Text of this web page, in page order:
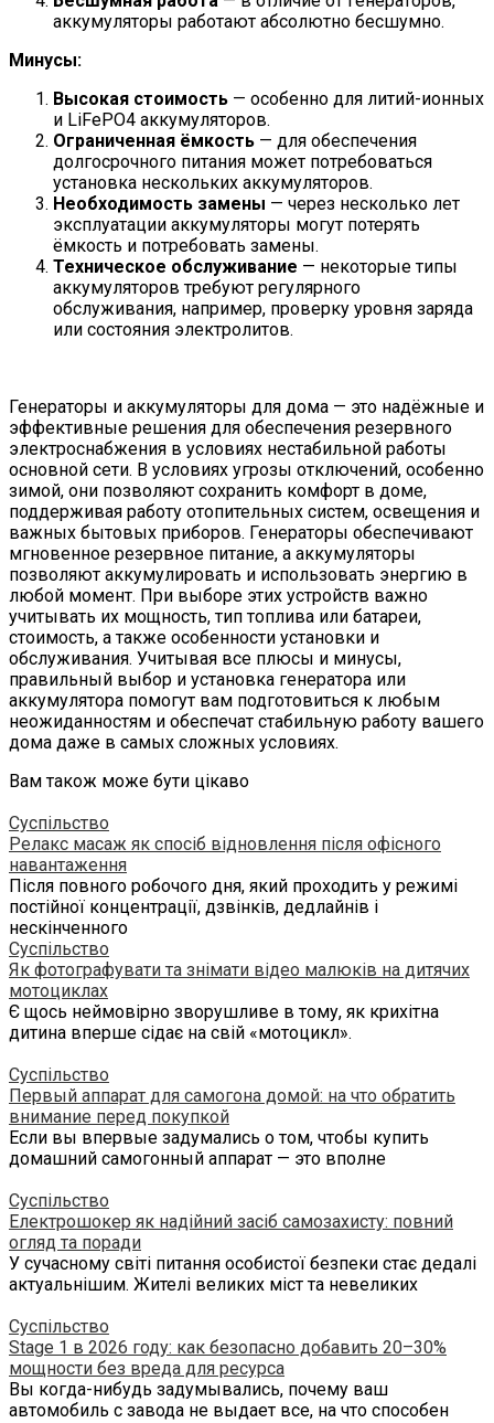
аккумуляторы работают абсолютно бесшумно.
Минусы:
Высокая стоимость — особенно для литий-ионных
и LiFePO4 аккумуляторов.
Ограниченная ёмкость — для обеспечения
долгосрочного питания может потребоваться
установка нескольких аккумуляторов.
Необходимость замены — через несколько лет
эксплуатации аккумуляторы могут потерять
ёмкость и потребовать замены.
Техническое обслуживание — некоторые типы
аккумуляторов требуют регулярного
обслуживания, например, проверку уровня заряда
или состояния электролитов.
Генераторы и аккумуляторы для дома — это надёжные и
эффективные решения для обеспечения резервного
электроснабжения в условиях нестабильной работы
основной сети. В условиях угрозы отключений, особенно
зимой, они позволяют сохранить комфорт в доме,
поддерживая работу отопительных систем, освещения и
важных бытовых приборов. Генераторы обеспечивают
мгновенное резервное питание, а аккумуляторы
позволяют аккумулировать и использовать энергию в
любой момент. При выборе этих устройств важно
учитывать их мощность, тип топлива или батареи,
стоимость, а также особенности установки и
обслуживания. Учитывая все плюсы и минусы,
правильный выбор и установка генератора или
аккумулятора помогут вам подготовиться к любым
неожиданностям и обеспечат стабильную работу вашего
дома даже в самых сложных условиях.
Вам також може бути цікаво
Суспільство
Релакс масаж як спосіб відновлення після офісного
навантаження
Після повного робочого дня, який проходить у режимі
постійної концентрації, дзвінків, дедлайнів і
нескінченного
Суспільство
Як фотографувати та знімати відео малюків на дитячих
мотоциклах
Є щось неймовірно зворушливе в тому, як крихітна
дитина вперше сідає на свій «мотоцикл».
Суспільство
Первый аппарат для самогона домой: на что обратить
внимание перед покупкой
Если вы впервые задумались о том, чтобы купить
домашний самогонный аппарат — это вполне
Суспільство
Електрошокер як надійний засіб самозахисту: повний
огляд та поради
У сучасному світі питання особистої безпеки стає дедалі
актуальнішим. Жителі великих міст та невеликих
Суспільство
Stage 1 в 2026 году: как безопасно добавить 20–30%
мощности без вреда для ресурса
Вы когда-нибудь задумывались, почему ваш
автомобиль с завода не выдает все, на что способен